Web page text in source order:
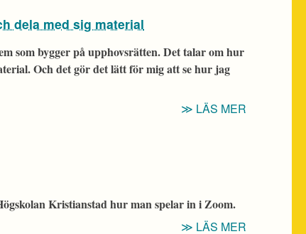
dela med sig material
som bygger på upphovsrätten. Det talar om hur
Och det gör det lätt för mig att se hur jag
LÄS MER“CREATIVE
SIG
Kristianstad hur man spelar in i Zoom.
LÄS MER“TIPS: